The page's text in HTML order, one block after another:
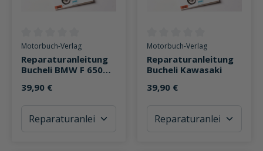
Durchschnittliche Bewertung von 0 von 5 Sternen
Motorbuch-Verlag
Reparaturanleitung
Bucheli BMW F 650
39,90 €
Durchschnittliche Bewertung
Motorbuch-Verlag
Reparaturanleitung
Bucheli Kawasaki
39,90 €